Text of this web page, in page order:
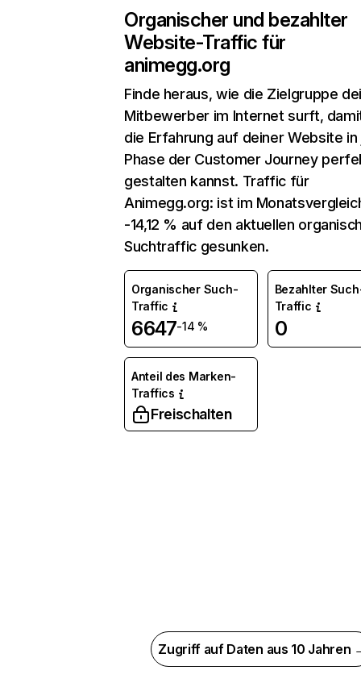
Organischer und bezahlter
Website-Traffic für
animegg.org
Finde heraus, wie die Zielgruppe
Mitbewerber im Internet surft,
die Erfahrung auf deiner Website
Phase der Customer Journey
gestalten kannst. Traffic für
Animegg.org: ist im
-14,12 % auf den aktuellen
Suchtraffic gesunken.
Organischer Such-
Traffic
6647-14 %
Bezahlter
Traffic
0
Anteil des Marken-
Traffics
Freischalten
Zugriff auf Daten aus 10 Jahren